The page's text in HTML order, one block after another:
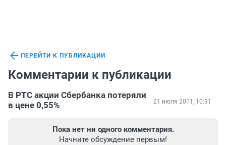
ПЕРЕЙТИ К ПУБЛИКАЦИИ
Комментарии к публикации
В РТС акции Сбербанка потеряли
в цене 0,55%
21 июля 2011, 10:31
Пока нет ни одного комментария.
Начните обсуждение первым!